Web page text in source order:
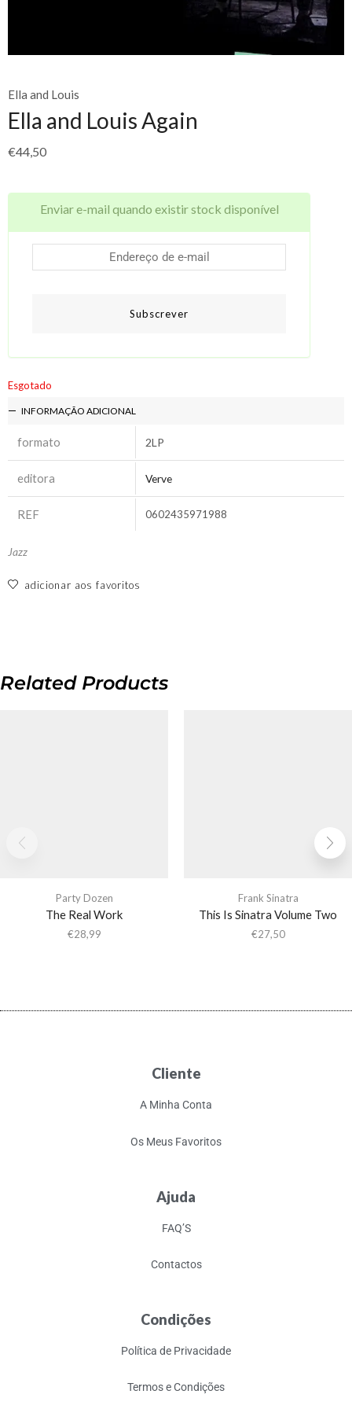
Ella and Louis
Ella and Louis Again
€44,50
Enviar e-mail quando existir stock disponível
Subscrever
Esgotado
INFORMAÇÃO ADICIONAL
formato 2LP
editora Verve
REF 0602435971988
Jazz
adicionar aos favoritos
Related Products
Party Dozen
The Real Work
€28,99
Frank Sinatra
This Is Sinatra Volume Two
€27,50
Cliente
A Minha Conta
Os Meus Favoritos
Ajuda
FAQ’S
Contactos
Condições
Política de Privacidade
Termos e Condições